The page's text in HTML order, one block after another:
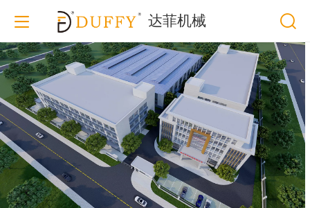
达菲机械